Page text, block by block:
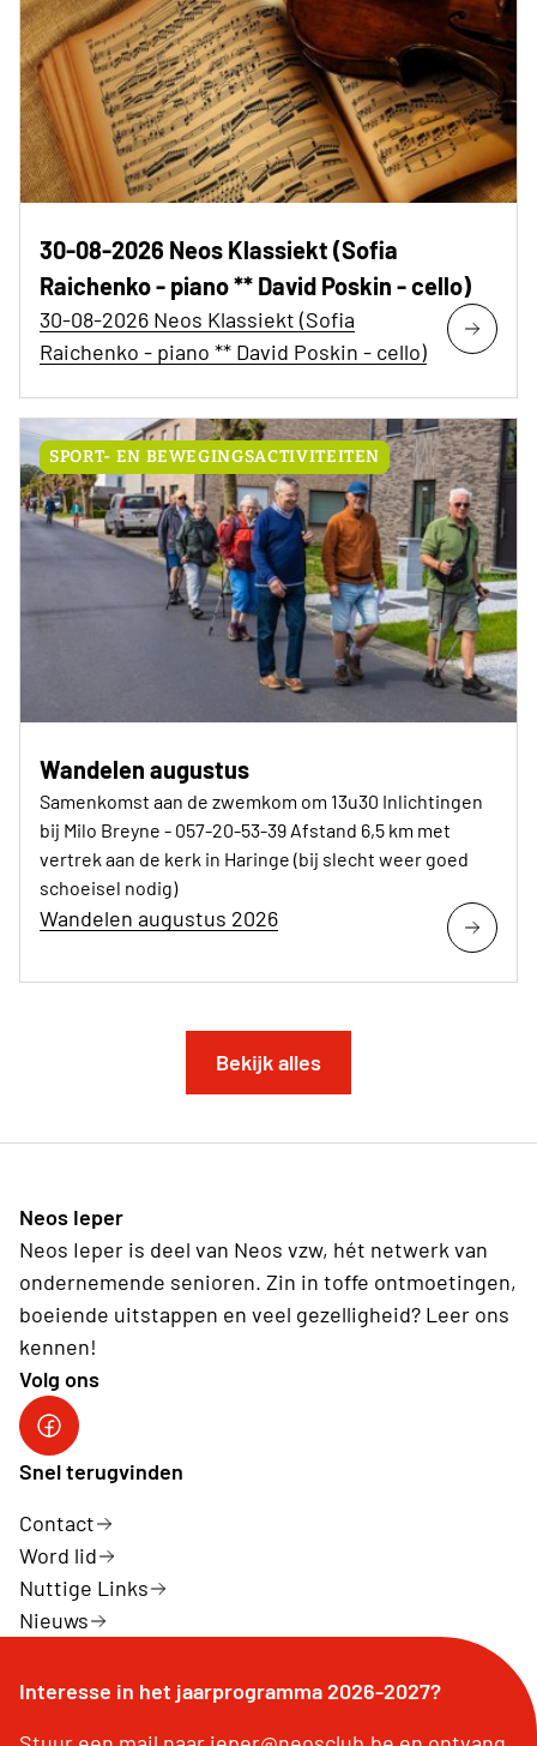
30-08-2026 Neos Klassiekt (Sofia
Raichenko - piano ** David Poskin - cello)
30-08-2026 Neos Klassiekt (Sofia
Raichenko - piano ** David Poskin - cello)
SPORT- EN BEWEGINGSACTIVITEITEN
Wandelen augustus
Samenkomst aan de zwemkom om 13u30 Inlichtingen
bij Milo Breyne - 057-20-53-39 Afstand 6,5 km met
vertrek aan de kerk in Haringe (bij slecht weer goed
schoeisel nodig)
Wandelen augustus 2026
Bekijk alles
Neos Ieper
Neos Ieper is deel van Neos vzw, hét netwerk van
ondernemende senioren. Zin in toffe ontmoetingen,
boeiende uitstappen en veel gezelligheid? Leer ons
kennen!
Volg ons
Neos Ieper facebook
Snel terugvinden
Contact
Word lid
Nuttige Links
Nieuws
Interesse in het jaarprogramma 2026-2027?